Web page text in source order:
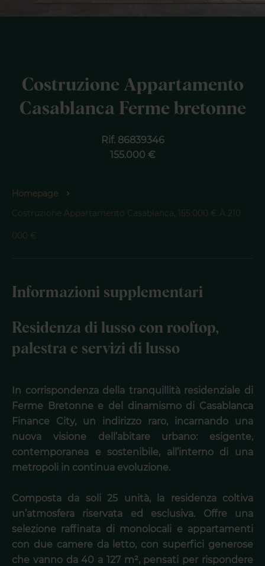
Costruzione Appartamento
Casablanca Ferme bretonne
Rif. 86839346
155.000 €
Homepage
Costruzione Appartamento Casablanca, 155.000 € À 210
000 €
Informazioni supplementari
Residenza di lusso con rooftop,
palestra e servizi di lusso
In corrispondenza della tranquillità residenziale di
Ferme Bretonne e del dinamismo di Casablanca
Finance City, un indirizzo raro, incarnando una
nuova visione dell’abitare urbano: esigente,
contemporanea e sostenibile, all’interno di una
metropoli in continua evoluzione.
Composta da soli 25 unità, la residenza coltiva
un’atmosfera riservata ed esclusiva. Offre una
selezione raffinata di monolocali e appartamenti
con due camere da letto, con superfici generose
che vanno da 40 a 127 m², pensati per rispondere